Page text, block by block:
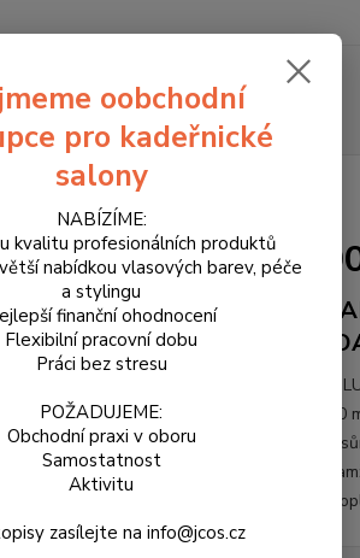
Hledat
MARAES - VOLUME CARE pěna 200 ml
CARE pěna
oobchodní
pro kadeřnické
salony
NABÍZÍME:
kvalitu profesionálních produktů
nabídkou vlasových barev, péče
a stylingu
finanční ohodnocení
Flexibilní pracovní dobu
Práci bez stresu
POŽADUJEME:
Obchodní praxi v oboru
Samostatnost
Aktivitu
zasílejte na info@jcos.cz